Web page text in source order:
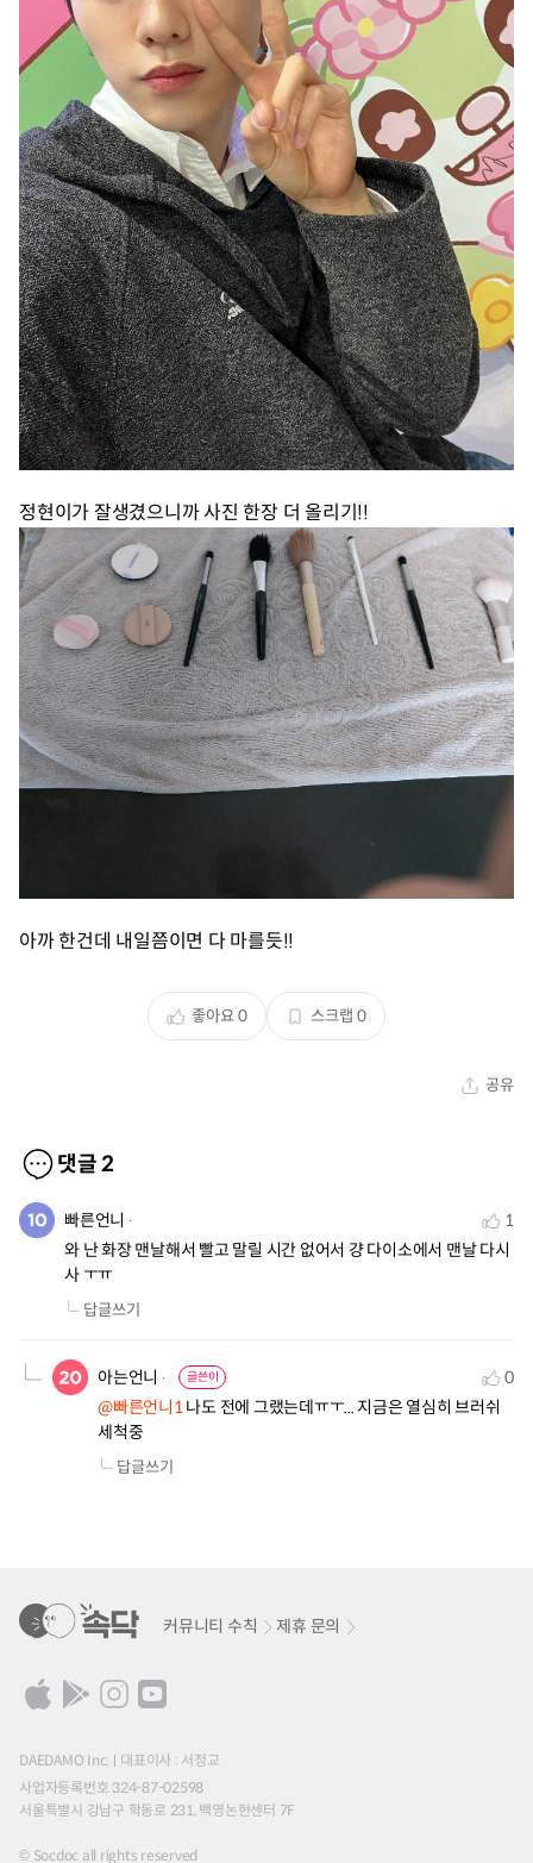
정현이가 잘생겼으니까 사진 한장 더 올리기!!
아까 한건데 내일쯤이면 다 마를듯!!
좋아요0 스크랩 0
공유
댓글2
빠른언니
1
와 난 화장 맨날해서 빨고 말릴 시간 없어서 걍 다이소에서 맨날 다시
사 ㅜㅠ
답글쓰기
아는언니 글쓴이
0
@빠른언니1 나도 전에 그랬는데ㅠㅜ... 지금은 열심히 브러쉬
세척중
답글쓰기
커뮤니티 수칙 제휴 문의
DAEDAMO Inc.
대표이사 : 서정교
사업자등록번호 324-87-02598
서울특별시 강남구 학동로 231, 백영논현센터 7F
© Socdoc all rights reserved